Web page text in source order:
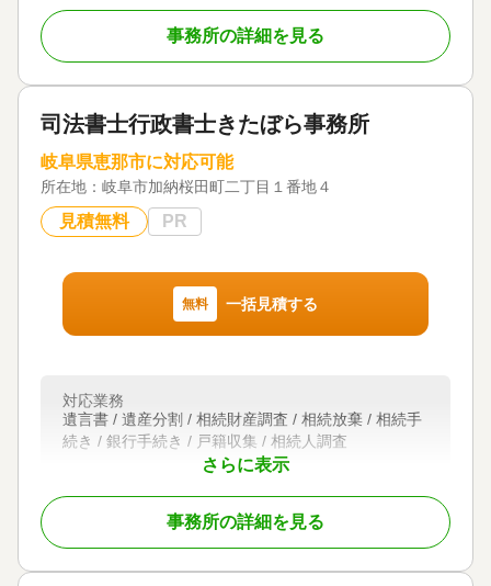
初回相談無料
事務所の詳細を見る
司法書士行政書士きたぼら事務所
岐阜県恵那市に対応可能
所在地： 岐阜市加納桜田町二丁目１番地４
見積無料 PR
無料 一括見積する
さらに表示
対応業務
遺言書 / 遺産分割 / 相続財産調査 / 相続放棄 / 相続手
続き / 銀行手続き / 戸籍収集 / 相続人調査
女性スタッフ対応可 / 初回相談無料
事務所の詳細を見る